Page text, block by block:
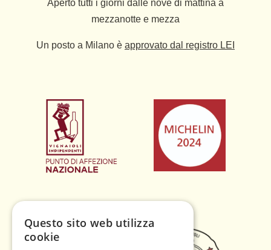
Aperto tutti i giorni dalle nove di mattina a
mezzanotte e mezza
Un posto a Milano è approvato dal registro LEI
Questo sito web utilizza
cookie